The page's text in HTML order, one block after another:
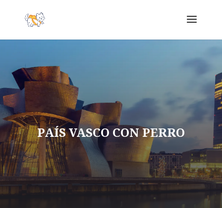
PAÍS VASCO CON PERRO